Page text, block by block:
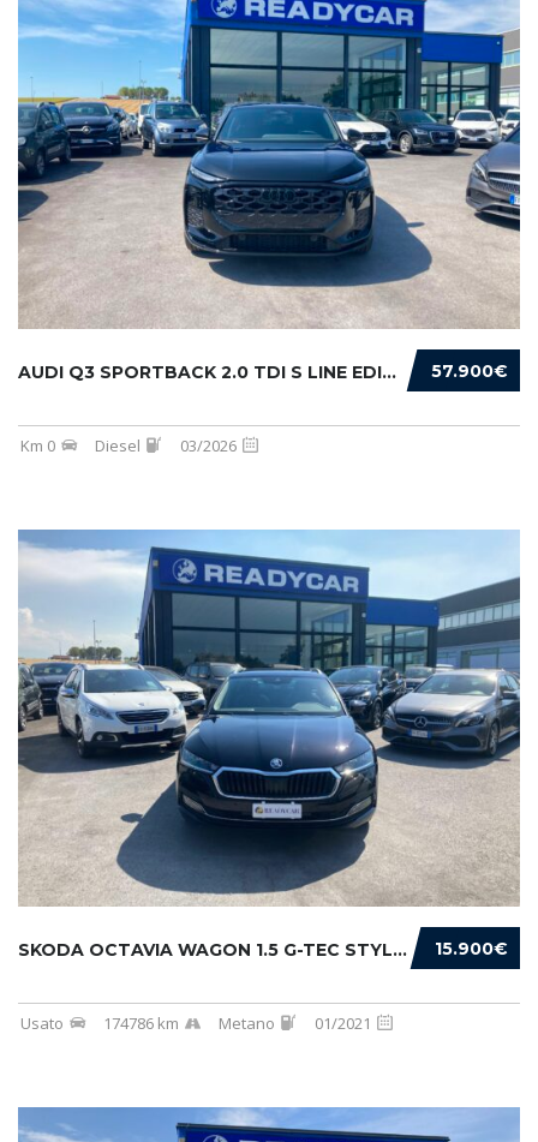
57.900€
AUDI Q3 SPORTBACK 2.0 TDI S LINE EDITION 150...
Km 0 Diesel 03/2026
15.900€
SKODA OCTAVIA WAGON 1.5 G-TEC STYLE 130CV DS...
Usato 174786 km Metano 01/2021